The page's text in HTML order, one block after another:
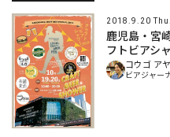
2018.9.20 Thu.
鹿児島・宮
フトビアシ
コウゴ ア
ビアジャー